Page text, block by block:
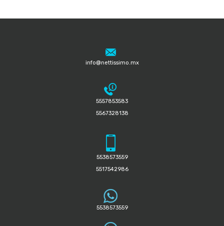
info@nettissimo.mx
5557853583
5567328138
5538573559
5517542986
5538573559